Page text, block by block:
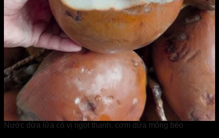
Nước dừa lửa có vị ngọt thanh, cơm dừa mỏng béo